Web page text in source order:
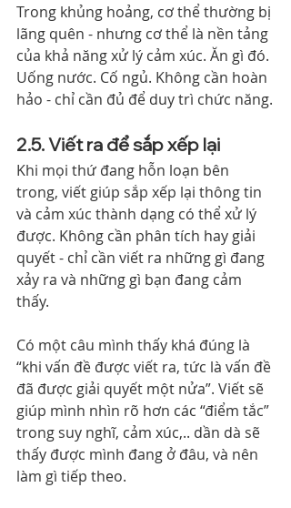
Trong khủng hoảng, cơ thể thường bị
lãng quên - nhưng cơ thể là nền tảng
của khả năng xử lý cảm xúc. Ăn gì đó.
Uống nước. Cố ngủ. Không cần hoàn
hảo - chỉ cần đủ để duy trì chức năng.
2.5. Viết ra để sắp xếp lại
Khi mọi thứ đang hỗn loạn bên
trong, viết giúp sắp xếp lại thông tin
và cảm xúc thành dạng có thể xử lý
được. Không cần phân tích hay giải
quyết - chỉ cần viết ra những gì đang
xảy ra và những gì bạn đang cảm
thấy.
Có một câu mình thấy khá đúng là
“khi vấn đề được viết ra, tức là vấn đề
đã được giải quyết một nửa”. Viết sẽ
giúp mình nhìn rõ hơn các “điểm tắc”
trong suy nghĩ, cảm xúc,.. dần dà sẽ
thấy được mình đang ở đâu, và nên
làm gì tiếp theo.